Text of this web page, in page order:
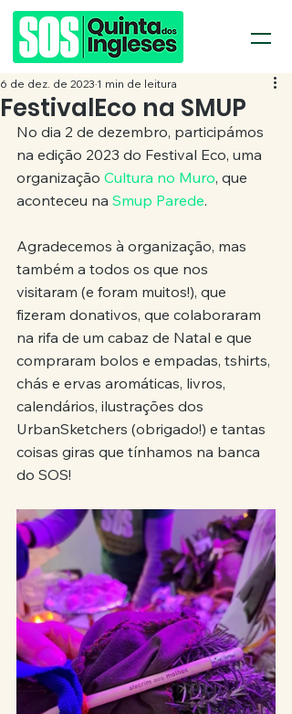
FestivalEco na SMUP
6 de dez. de 2023 1 min de leitura
No dia 2 de dezembro, participámos
na edição 2023 do Festival Eco, uma
organização Cultura no Muro, que
aconteceu na Smup Parede.
Agradecemos à organização, mas
também a todos os que nos
visitaram (e foram muitos!), que
fizeram donativos, que colaboraram
na rifa de um cabaz de Natal e que
compraram bolos e empadas, tshirts,
chás e ervas aromáticas, livros,
calendários, ilustrações dos
UrbanSketchers (obrigado!) e tantas
coisas giras que tínhamos na banca
do SOS!